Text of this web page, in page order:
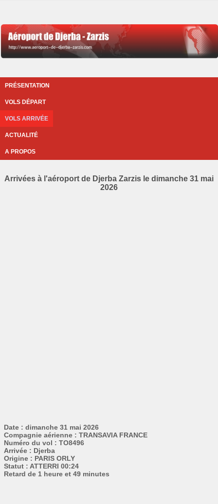
PRÉSENTATION
VOLS DÉPART
VOLS ARRIVÉE
ACTUALITÉ
A PROPOS
Arrivées à l'aéroport de Djerba Zarzis le dimanche 31 mai
2026
Date : dimanche 31 mai 2026
Compagnie aérienne : TRANSAVIA FRANCE
Numéro du vol : TO8496
Arrivée : Djerba
Origine : PARIS ORLY
Statut : ATTERRI 00:24
Retard de 1 heure et 49 minutes